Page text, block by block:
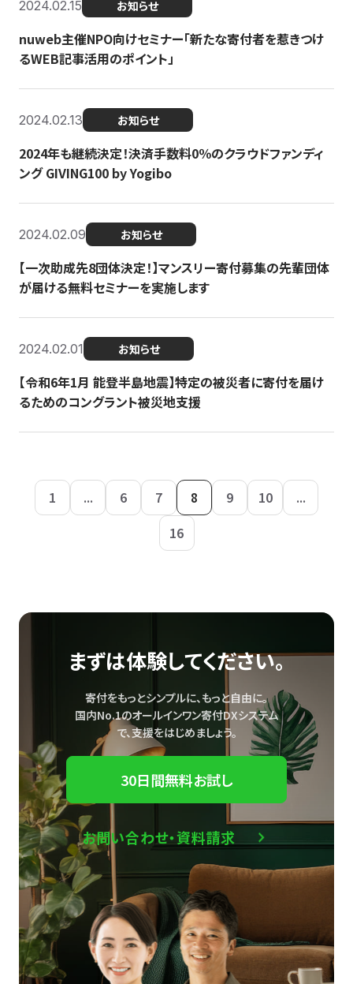
2024.02.15 お知らせ
nuweb主催NPO向けセミナー「新たな寄付者を惹きつけ
るWEB記事活用のポイント」
2024.02.13 お知らせ
2024年も継続決定！決済手数料0％のクラウドファンディ
ング GIVING100 by Yogibo
2024.02.09 お知らせ
【一次助成先8団体決定！】マンスリー寄付募集の先輩団体
が届ける無料セミナーを実施します
2024.02.01 お知らせ
【令和6年1月 能登半島地震】特定の被災者に寄付を届け
るためのコングラント被災地支援
1 ... 6 7 8 9 10
...
16
まずは体験してください。
寄付をもっとシンプルに、もっと自由に。
国内No.1のオールインワン寄付DXシステム
で、支援をはじめましょう。
30日間無料お試し
お問い合わせ・資料請求